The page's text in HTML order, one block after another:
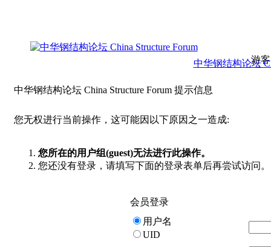
游
中华钢结构论坛
中华钢结构论坛 China Structure Forum 提示信息
您无权进行当前操作，这可能因以下原因之一造成:
您所在的用户组(guest)无法进行此操作。
您还没有登录，请填写下面的登录表单后再尝试访问。
会员登录
用户名
UID